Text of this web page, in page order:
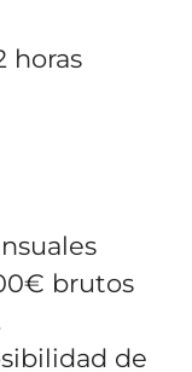
horas
brutos
de